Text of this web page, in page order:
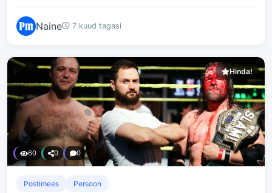
Naine 7 kuud tagasi
Hinda!
60 0 0
Postimees Persoon